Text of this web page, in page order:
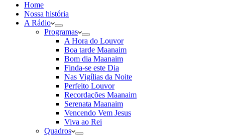
Home
Nossa história
A Rádio
Programas
A Hora do Louvor
Boa tarde Maanaim
Bom dia Maanaim
Finda-se este Dia
Nas Vigílias da Noite
Perfeito Louvor
Recordações Maanaim
Serenata Maanaim
Vencendo Vem Jesus
Viva ao Rei
Quadros